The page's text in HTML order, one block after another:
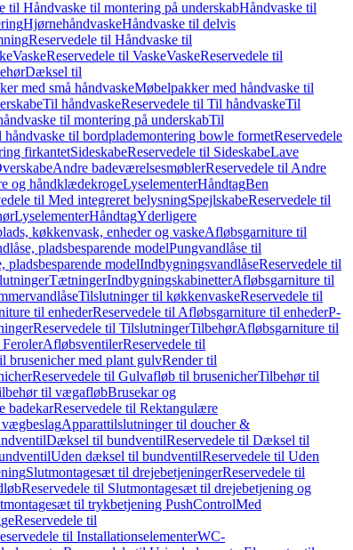
til Håndvaske til montering på underskabHåndvaske til
HjørnehåndvaskeHåndvaske til delvis
Reservedele til Håndvaske til
VaskeReservedele til VaskeVaskeReservedele til
Dæksel til
med små håndvaskeMøbelpakker med håndvaske til
Til håndvaskeReservedele til Til håndvaskeTil
til montering på underskabTil
håndvaske til bordplademontering bowle formetReservedele
firkantetSideskabeReservedele til SideskabeLave
Andre badeværelsesmøblerReservedele til Andre
og håndklædekrogeLyselementerHåndtagBen
til Med integreret belysningSpejlskabeReservedele til
LyselementerHåndtagYderligere
køkkenvask, enheder og vaskeAfløbsgarniture til
pladsbesparende modelPungvandlåse til
pladsbesparende modelIndbygningsvandlåseReservedele til
TætningerIndbygningskabinetterAfløbsgarniture til
Tilslutninger til køkkenvaskeReservedele til
til enhederReservedele til Afløbsgarniture til enhederP-
Reservedele til TilslutningerTilbehørAfløbsgarniture til
AfløbsventilerReservedele til
brusenicher med plant gulvRender til
Reservedele til Gulvafløb til brusenicherTilbehør til
til vægafløbBrusekar og
badekarReservedele til Rektangulære
Apparattilslutninger til doucher &
Dæksel til bundventilReservedele til Dæksel til
Uden dæksel til bundventilReservedele til Uden
Slutmontagesæt til drejebetjeningerReservedele til
Reservedele til Slutmontagesæt til drejebetjening og
til trykbetjening PushControlMed
Reservedele til
til InstallationselementerWC-